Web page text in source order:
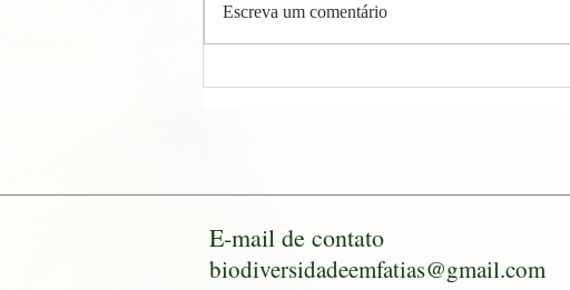
Escreva um comentário
E-mail de contato
biodiversidadeemfatias@gmail.com